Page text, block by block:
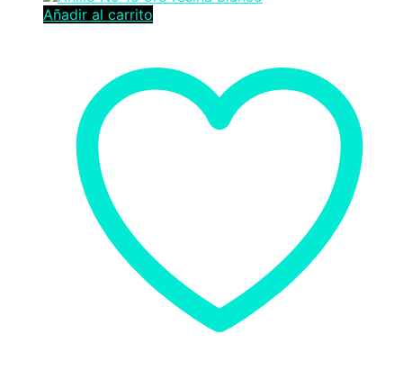
Añadir al carrito